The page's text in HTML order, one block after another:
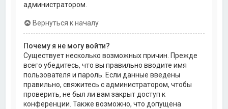
администратором.
Вернуться к началу
Почему я не могу войти?
Существует несколько возможных причин. Прежде
всего убедитесь, что вы правильно вводите имя
пользователя и пароль. Если данные введены
правильно, свяжитесь с администратором, чтобы
проверить, не был ли вам закрыт доступ к
конференции. Также возможно, что допущена